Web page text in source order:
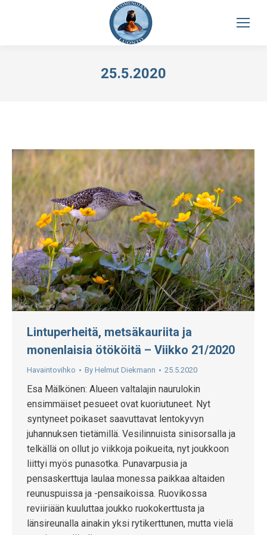
25.5.2020
Lintuperheitä, metsäkauriita ja
monenlaisia ötököitä – Viikko 21/2020
Havaintovihko By Helmut Diekmann 25.5.2020
Esa Mälkönen: Alueen valtalajin naurulokin
ensimmäiset pesueet ovat kuoriutuneet. Nyt
syntyneet poikaset saavuttavat lentokyvyn
juhannuksen tietämillä. Vesilinnuista sinisorsalla ja
telkällä on ollut jo viikkoja poikueita, nyt joukkoon
liittyi myös punasotka. Punavarpusia ja
pensaskerttuja laulaa monessa paikkaa altaiden
reunuspuissa ja -pensaikoissa. Ruovikossa
reviiriään kuuluttaa joukko ruokokerttusta ja
länsireunalla ainakin yksi rytikerttunen, mutta vielä